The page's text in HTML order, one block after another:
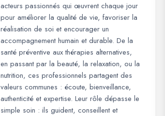
acteurs passionnés qui œuvrent chaque jour
pour améliorer la qualité de vie, favoriser la
réalisation de soi et encourager un
accompagnement humain et durable. De la
santé préventive aux thérapies alternatives,
en passant par la beauté, la relaxation, ou la
nutrition, ces professionnels partagent des
valeurs communes : écoute, bienveillance,
authenticité et expertise. Leur rôle dépasse le
simple soin : ils guident, conseillent et